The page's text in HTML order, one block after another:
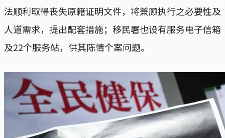
法顺利取得丧失原籍证明文件，将兼顾执行之必要性及
人道需求，提出配套措施；移民署也设有服务电子信箱
及22个服务站，供其陈情个案问题。